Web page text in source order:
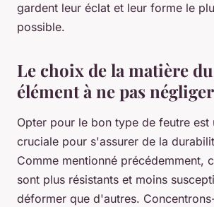
gardent leur éclat et leur forme le
possible.
Le choix de la matière
élément à ne pas négliger
Opter pour le bon type de feutre est
cruciale pour s'assurer de la
Comme mentionné précédemment,
sont plus résistants et moins
déformer que d'autres.